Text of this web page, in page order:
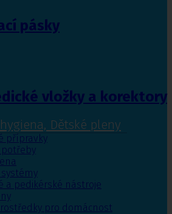
pásky
vložky a korektory
Dětské pleny
přípravky
potřeby
systémy
a pedikérské nástroje
pro domácnost